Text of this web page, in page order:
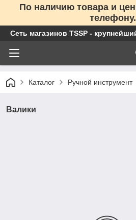
По наличию товара и
телефону.
Сеть магазинов TSSP -
Каталог Ручной инструмент
Валики